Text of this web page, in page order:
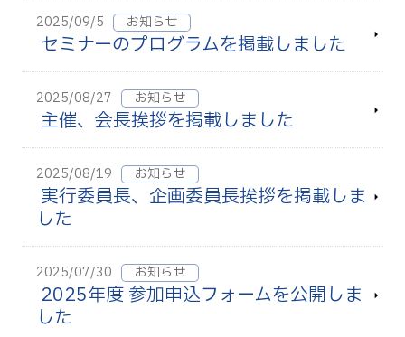
セミナーのプログラムを掲載しました
2025/09/5 お知らせ
主催、会長挨拶を掲載しました
2025/08/27 お知らせ
実行委員長、企画委員長挨拶を掲載しま
した
2025/08/19 お知らせ
2025年度 参加申込フォームを公開しま
した
2025/07/30 お知らせ